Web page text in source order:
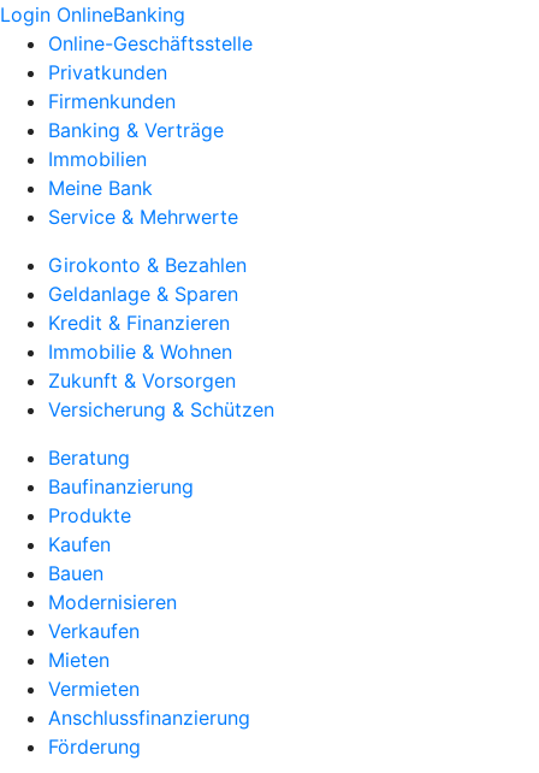
Login OnlineBanking
Online-Geschäftsstelle
Privatkunden
Firmenkunden
Banking & Verträge
Immobilien
Meine Bank
Service & Mehrwerte
Girokonto & Bezahlen
Geldanlage & Sparen
Kredit & Finanzieren
Immobilie & Wohnen
Zukunft & Vorsorgen
Versicherung & Schützen
Beratung
Baufinanzierung
Produkte
Kaufen
Bauen
Modernisieren
Verkaufen
Mieten
Vermieten
Anschlussfinanzierung
Förderung